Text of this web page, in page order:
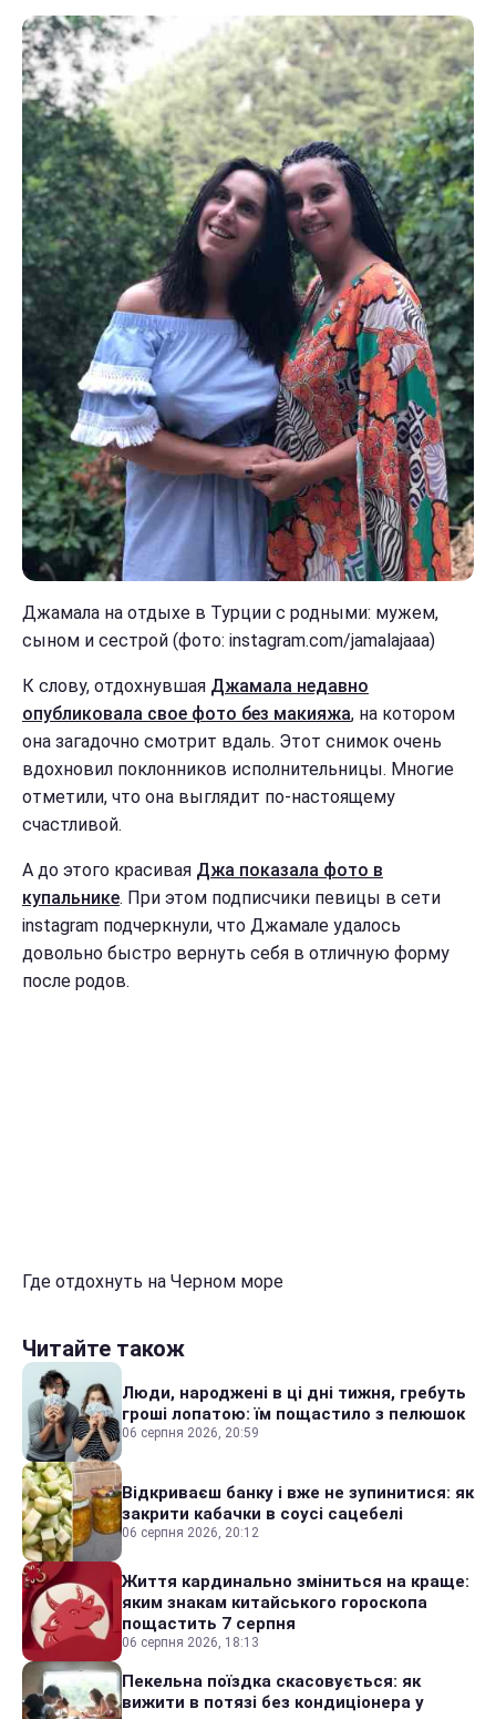
Джамала на отдыхе в Турции с родными: мужем,
сыном и сестрой (фото: instagram.com/jamalajaaa)
К слову, отдохнувшая Джамала недавно
опубликовала свое фото без макияжа, на котором
она загадочно смотрит вдаль. Этот снимок очень
вдохновил поклонников исполнительницы. Многие
отметили, что она выглядит по-настоящему
счастливой.
А до этого красивая Джа показала фото в
купальнике. При этом подписчики певицы в сети
instagram подчеркнули, что Джамале удалось
довольно быстро вернуть себя в отличную форму
после родов.
Где отдохнуть на Черном море
Читайте також
Люди, народжені в ці дні тижня, гребуть
гроші лопатою: їм пощастило з пелюшок
06 серпня 2026, 20:59
Відкриваєш банку і вже не зупинитися: як
закрити кабачки в соусі сацебелі
06 серпня 2026, 20:12
Життя кардинально зміниться на краще:
яким знакам китайського гороскопа
пощастить 7 серпня
06 серпня 2026, 18:13
Пекельна поїздка скасовується: як
вижити в потязі без кондиціонера у